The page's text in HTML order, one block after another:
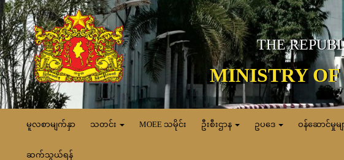
THE
MINISTRY
မူလစာမျက်နှာ သတင်း MOEE သမိုင်း ဦးစီးဌာန ဥပဒေ ဝန်ဆောင်မှုမျ
ဆက်သွယ်ရန်